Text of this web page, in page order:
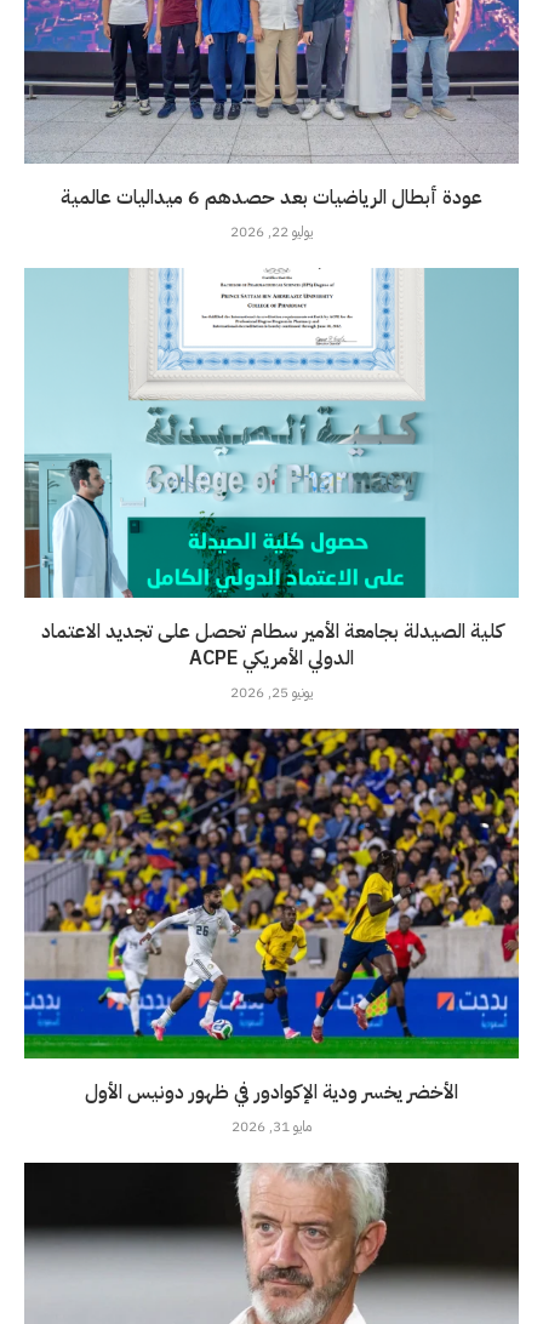
عودة أبطال الرياضيات بعد حصدهم 6 ميداليات عالمية
يوليو 22, 2026
كلية الصيدلة بجامعة الأمير سطام تحصل على تجديد الاعتماد
الدولي الأمريكي ACPE
يونيو 25, 2026
الأخضر يخسر ودية الإكوادور في ظهور دونيس الأول
مايو 31, 2026